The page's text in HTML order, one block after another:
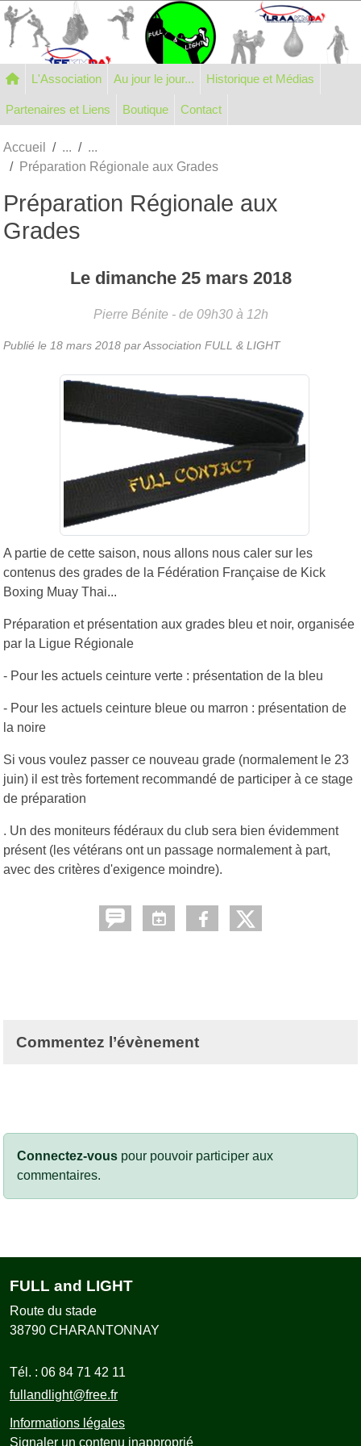
L'Association Au jour le jour... Historique et Médias
Partenaires et Liens Boutique Contact
Accueil
Préparation Régionale aux Grades
Préparation Régionale aux
Grades
Le dimanche 25 mars 2018
Pierre Bénite - de 09h30 à 12h
Publié le 18 mars 2018 par Association FULL & LIGHT
A partie de cette saison, nous allons nous caler sur les
contenus des grades de la Fédération Française de Kick
Boxing Muay Thai...
Préparation et présentation aux grades bleu et noir, organisée
par la Ligue Régionale
- Pour les actuels ceinture verte : présentation de la bleu
- Pour les actuels ceinture bleue ou marron : présentation de
la noire
Si vous voulez passer ce nouveau grade (normalement le 23
juin) il est très fortement recommandé de participer à ce stage
de préparation
. Un des moniteurs fédéraux du club sera bien évidemment
présent (les vétérans ont un passage normalement à part,
avec des critères d'exigence moindre).
Commentez l’évènement
Connectez-vous pour pouvoir participer aux
commentaires.
FULL and LIGHT
Route du stade
38790 CHARANTONNAY
Tél. : 06 84 71 42 11
fullandlight@free.fr
Informations légales
Signaler un contenu inapproprié
Panneau de gestion des cookies